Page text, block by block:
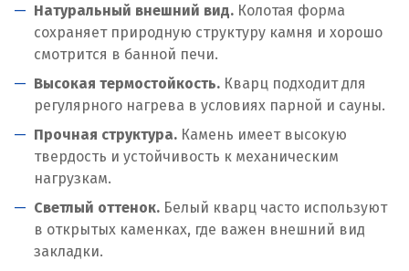
Натуральный внешний вид. Колотая форма
сохраняет природную структуру камня и хорошо
смотрится в банной печи.
Высокая термостойкость. Кварц подходит для
регулярного нагрева в условиях парной и сауны.
Прочная структура. Камень имеет высокую
твердость и устойчивость к механическим
нагрузкам.
Светлый оттенок. Белый кварц часто используют
в открытых каменках, где важен внешний вид
закладки.